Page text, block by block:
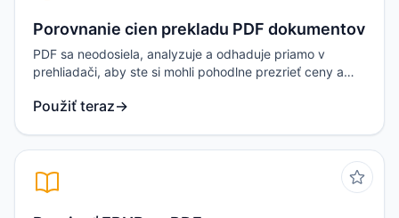
Porovnanie cien prekladu PDF dokumentov
PDF sa neodosiela, analyzuje a odhaduje priamo v
prehliadači, aby ste si mohli pohodlne prezrieť ceny a
Použiť teraz→